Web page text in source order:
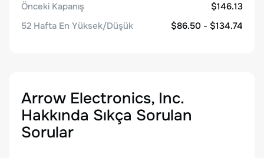
Önceki Kapanış
$146.13
52 Hafta En Yüksek/Düşük
$86.50 - $134.74
Arrow Electronics, Inc.
Hakkında Sıkça Sorulan
Sorular